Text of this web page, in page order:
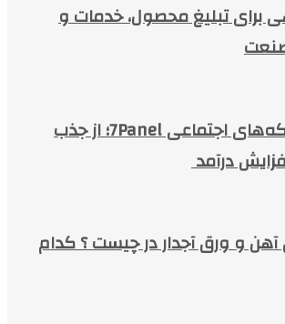
برای تبلیغ محصول، خدمات و
صنعت
خدمات شبکه‌های اجتماعی 7Panel؛ از جذب
درآمد
و ورق آجدار در چیست ؟ کدام